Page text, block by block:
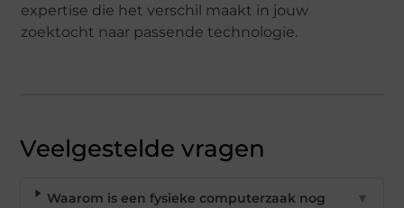
expertise die het verschil maakt in jouw
zoektocht naar passende technologie.
Veelgestelde vragen
Waarom is een fysieke computerzaak nog
▼